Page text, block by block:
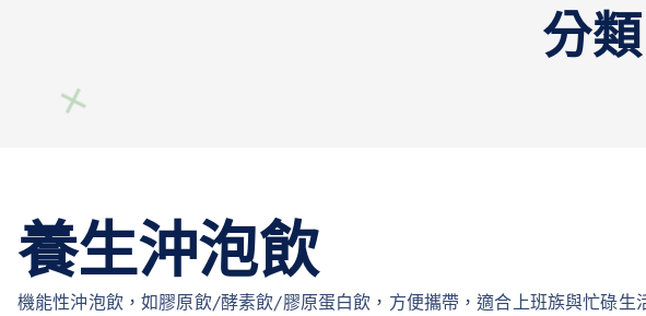
分
養生沖泡飲
機能性沖泡飲，如膠原飲/酵素飲/膠原蛋白飲，方便攜帶，適合上班族與忙碌生